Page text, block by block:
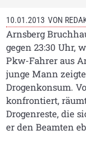
10.01.2013 VON
Arnsberg
gegen 23:30 Uhr,
Pkw-Fahrer aus
junge Mann
Drogenkonsum.
konfrontiert,
Drogenreste, die
er den Beamten